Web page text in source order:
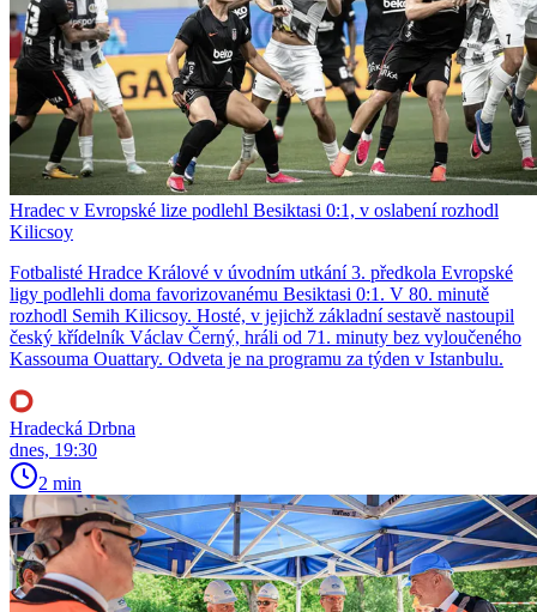
Hradec v Evropské lize podlehl Besiktasi 0:1, v oslabení rozhodl
Kilicsoy
Fotbalisté Hradce Králové v úvodním utkání 3. předkola Evropské
ligy podlehli doma favorizovanému Besiktasi 0:1. V 80. minutě
rozhodl Semih Kilicsoy. Hosté, v jejichž základní sestavě nastoupil
český křídelník Václav Černý, hráli od 71. minuty bez vyloučeného
Kassouma Ouattary. Odveta je na programu za týden v Istanbulu.
Hradecká Drbna
dnes, 19:30
2 min